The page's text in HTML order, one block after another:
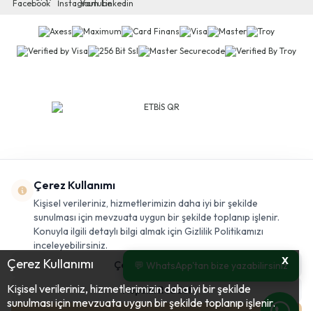
💬 WhatsApp'tan bize yazabilirsiniz
X
Çerez Kullanımı
Kişisel verileriniz, hizmetlerimizin daha iyi bir şekilde
sunulması için mevzuata uygun bir şekilde toplanıp işlenir.
Çerez Kullanımı
Kişisel verileriniz, hizmetlerimizin daha iyi bir şekilde
sunulması için mevzuata uygun bir şekilde toplanıp işlenir.
Konuyla ilgili detaylı bilgi almak için Gizlilik Politikamızı
inceleyebilirsiniz.
Çerezleri Özelleştir
Hepsini Reddet